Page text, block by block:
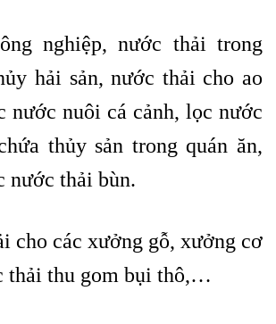
nghiệp, nước thải trong
hải sản, nước thải cho ao
nước nuôi cá cảnh, lọc nước
thủy sản trong quán ăn,
nước thải bùn.
cho các xưởng gỗ, xưởng cơ
thải thu gom bụi thô,…